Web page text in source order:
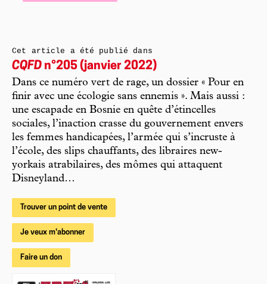
Cet article a été publié dans
CQFD n°205 (janvier 2022)
Dans ce numéro vert de rage, un dossier « Pour en
finir avec une écologie sans ennemis ». Mais aussi :
une escapade en Bosnie en quête d’étincelles
sociales, l’inaction crasse du gouvernement envers
les femmes handicapées, l’armée qui s’incruste à
l’école, des slips chauffants, des libraires new-
yorkais atrabilaires, des mômes qui attaquent
Disneyland…
Trouver un point de vente
Je veux m'abonner
Faire un don